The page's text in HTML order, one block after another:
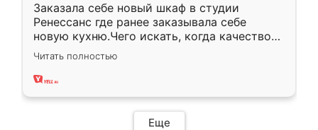
Заказала себе новый шкаф в студии
Ренессанс где ранее заказывала себе
новую кухню.Чего искать, когда качеством
вполне довольна. Служит кухня уже почти
два года, нареканий нет.
Читать полностью
Еще